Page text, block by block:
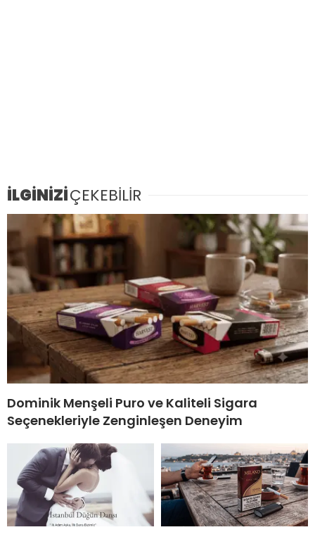
İLGİNİZİÇEKEBİLİR
Dominik Menşeli Puro ve Kaliteli Sigara
Seçenekleriyle Zenginleşen Deneyim